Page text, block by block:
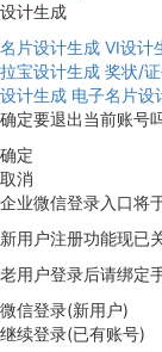
设计生成
名片设计生成 VI设计
拉宝设计生成 奖状/
设计生成 电子名片设
确定要退出当前账号
确定
取消
企业微信登录入口将
新用户注册功能现已
老用户登录后请绑定
微信登录(新用户)
继续登录(已有账号)